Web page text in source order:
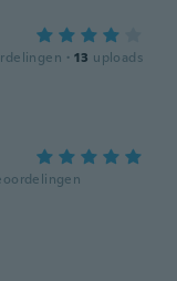
· 13 uploads